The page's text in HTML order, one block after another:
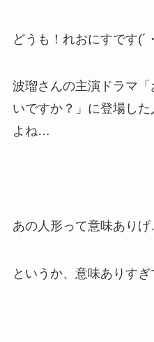
どうも！れおにすです(´
波瑠さんの主演ドラマ
いですか？」に登場し
よね…
あの人形って意味あり
というか、意味ありすぎ